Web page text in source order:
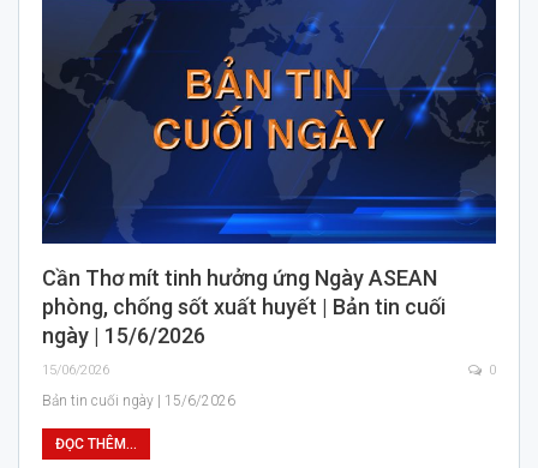
Cần Thơ mít tinh hưởng ứng Ngày ASEAN
phòng, chống sốt xuất huyết | Bản tin cuối
ngày | 15/6/2026
15/06/2026 0
Bản tin cuối ngày | 15/6/2026
ĐỌC THÊM...